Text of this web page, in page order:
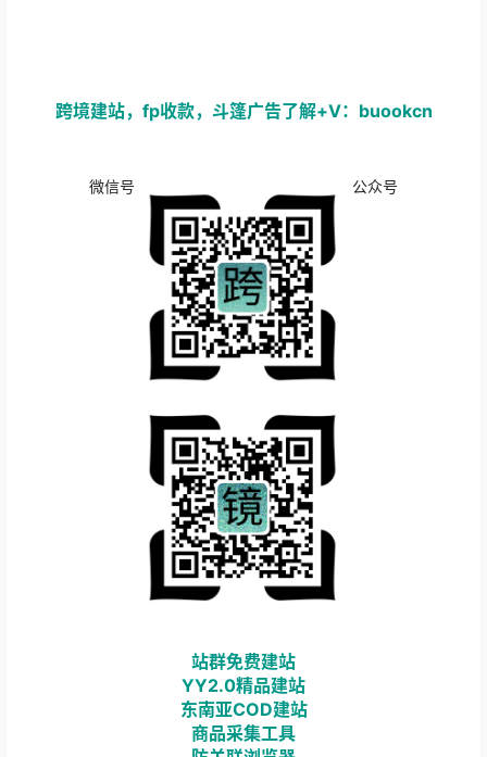
跨境建站，fp收款，斗篷广告了解+V：buookcn
微信号 公众号
站群免费建站
YY2.0精品建站
东南亚COD建站
商品采集工具